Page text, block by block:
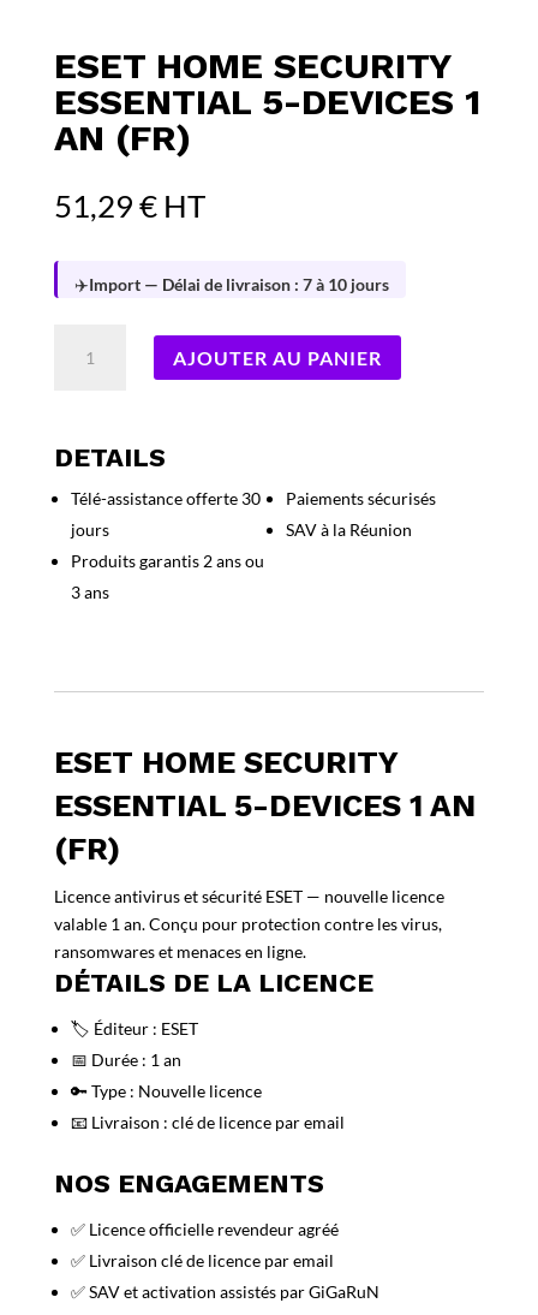
ESET HOME SECURITY
ESSENTIAL 5-DEVICES 1
AN (FR)
51,29€ HT
✈️Import — Délai de livraison : 7 à 10 jours
Security
5-
Devices
1
AJOUTER AU PANIER
DETAILS
Télé-assistance offerte 30
jours
Produits garantis 2 ans ou
3 ans
Paiements sécurisés
SAV à la Réunion
ESET HOME SECURITY
ESSENTIAL 5-DEVICES 1 AN
(FR)
Licence antivirus et sécurité ESET — nouvelle licence
valable 1 an. Conçu pour protection contre les virus,
ransomwares et menaces en ligne.
DÉTAILS DE LA LICENCE
🏷️ Éditeur : ESET
📅 Durée : 1 an
🔑 Type : Nouvelle licence
📧 Livraison : clé de licence par email
NOS ENGAGEMENTS
✅ Licence officielle revendeur agréé
✅ Livraison clé de licence par email
✅ SAV et activation assistés par GiGaRuN